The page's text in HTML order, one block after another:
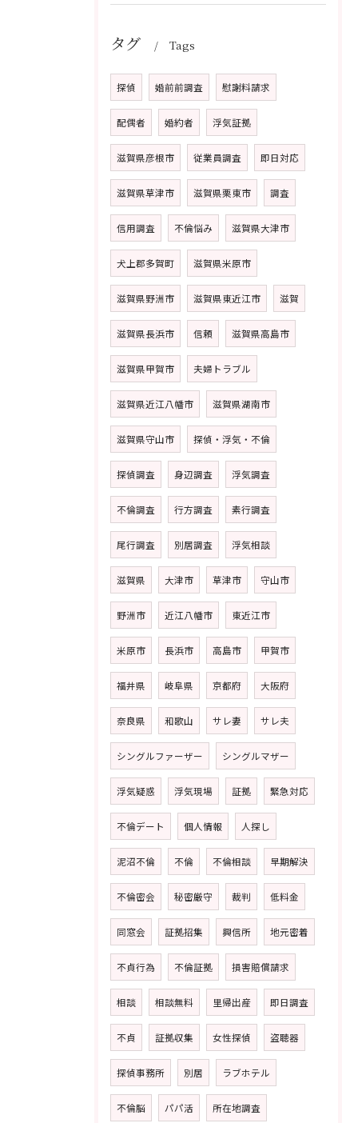
タグ Tags
探偵 婚前前調査 慰謝料請求
配偶者 婚約者 浮気証拠
滋賀県彦根市 従業員調査 即日対応
滋賀県草津市 滋賀県栗東市 調査
信用調査 不倫悩み 滋賀県大津市
犬上郡多賀町 滋賀県米原市
滋賀県野洲市 滋賀県東近江市 滋賀
滋賀県長浜市 信頼 滋賀県高島市
滋賀県甲賀市 夫婦トラブル
滋賀県近江八幡市 滋賀県湖南市
滋賀県守山市 探偵・浮気・不倫
探偵調査 身辺調査 浮気調査
不倫調査 行方調査 素行調査
尾行調査 別居調査 浮気相談
滋賀県 大津市 草津市 守山市
野洲市 近江八幡市 東近江市
米原市 長浜市 高島市 甲賀市
福井県 岐阜県 京都府 大阪府
奈良県 和歌山 サレ妻 サレ夫
シングルファーザー シングルマザー
浮気疑惑 浮気現場 証拠 緊急対応
不倫デート 個人情報 人探し
泥沼不倫 不倫 不倫相談 早期解決
不倫密会 秘密厳守 裁判 低料金
同窓会 証拠招集 興信所 地元密着
不貞行為 不倫証拠 損害賠償請求
相談 相談無料 里帰出産 即日調査
不貞 証拠収集 女性探偵 盗聴器
探偵事務所 別居 ラブホテル
不倫脳 パパ活 所在地調査